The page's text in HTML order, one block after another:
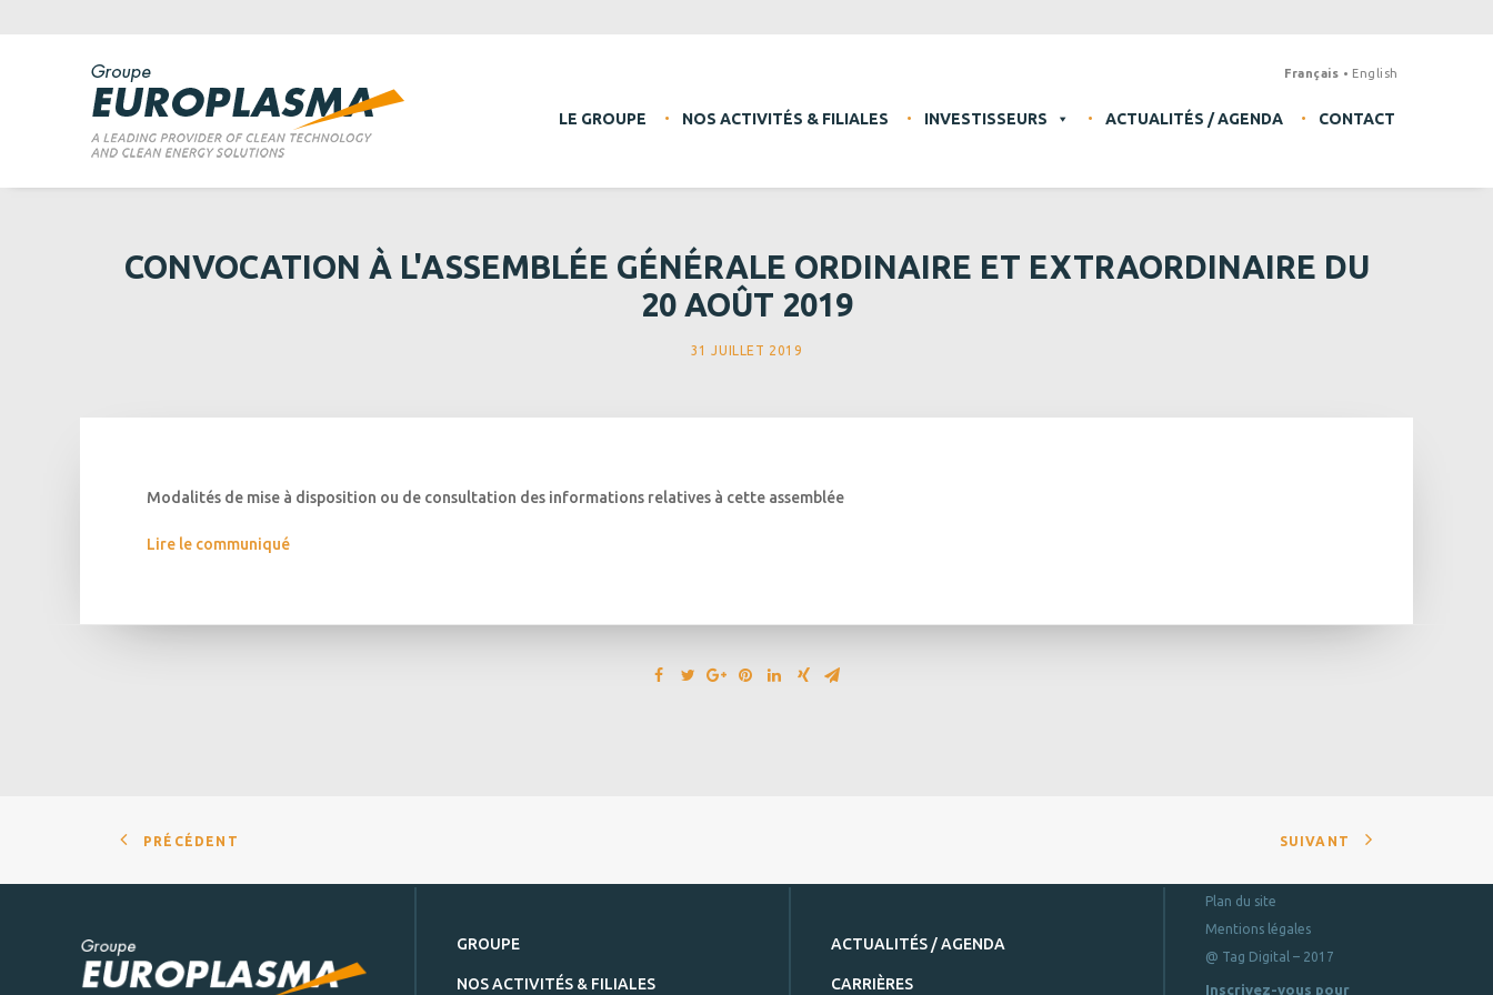
LE GROUPE NOS ACTIVITÉS & FILIALES INVESTISSEURS ACTUALITÉS / AGENDA CONTACT
Français English
CONVOCATION À L'ASSEMBLÉE GÉNÉRALE ORDINAIRE ET EXTRAORDINAIRE DU
20 AOÛT 2019
31 JUILLET 2019
Modalités de mise à disposition ou de consultation des informations relatives à cette assemblée
Lire le communiqué
PRÉCÉDENT SUIVANT
GROUPE
NOS ACTIVITÉS & FILIALES
ACTUALITÉS / AGENDA
CARRIÈRES
Plan du site
Mentions légales
@ Tag Digital – 2017
Inscrivez-vous pour